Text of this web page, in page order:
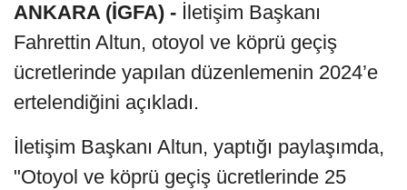
ANKARA (İGFA) - İletişim Başkanı
Fahrettin Altun, otoyol ve köprü geçiş
ücretlerinde yapılan düzenlemenin 2024’e
ertelendiğini açıkladı.
İletişim Başkanı Altun, yaptığı paylaşımda,
"Otoyol ve köprü geçiş ücretlerinde 25